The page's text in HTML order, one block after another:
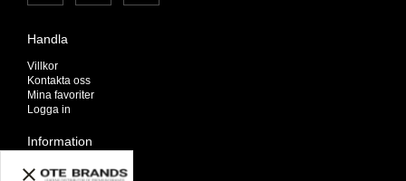
Handla
Villkor
Kontakta oss
Mina favoriter
Logga in
Information
Om oss